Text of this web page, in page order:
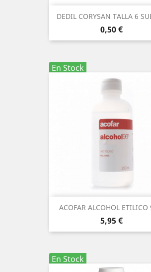
DEDIL CORYSAN TALLA 6
Precio
0,50 €
En Stock
ACOFAR ALCOHOL ETILICO
Precio
5,95 €
En Stock